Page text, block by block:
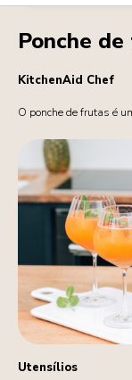
Utensílios
Ponche
KitchenAid Chef
O ponche de frutas é